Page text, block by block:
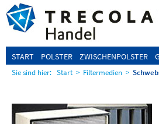
START POLSTER ZWISCHENPOLSTER
Sie sind hier: Start > Filtermedien >